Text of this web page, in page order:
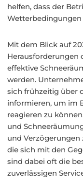
helfen, dass der
Mit dem Blick auf
Herausforderungen
effektive
werden.
sich frühzeitig über
informieren, um im
reagieren zu
und
und Verzögerungen
die sich mit den
sind dabei oft die
zuverlässigen